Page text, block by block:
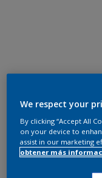
We respect your
By clicking “Accept All
on your device to
assist in our marketing
obtener más